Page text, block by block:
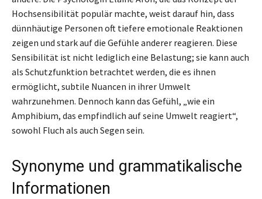
Hochsensibilität populär machte, weist darauf hin, dass
dünnhäutige Personen oft tiefere emotionale Reaktionen
zeigen und stark auf die Gefühle anderer reagieren. Diese
Sensibilität ist nicht lediglich eine Belastung; sie kann auch
als Schutzfunktion betrachtet werden, die es ihnen
ermöglicht, subtile Nuancen in ihrer Umwelt
wahrzunehmen. Dennoch kann das Gefühl, „wie ein
Amphibium, das empfindlich auf seine Umwelt reagiert“,
sowohl Fluch als auch Segen sein.
Synonyme und grammatikalische
Informationen